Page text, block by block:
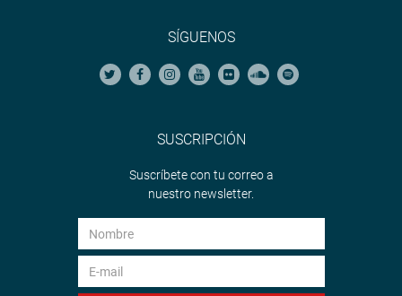
SÍGUENOS
SUSCRIPCIÓN
Suscríbete con tu correo a
nuestro newsletter.